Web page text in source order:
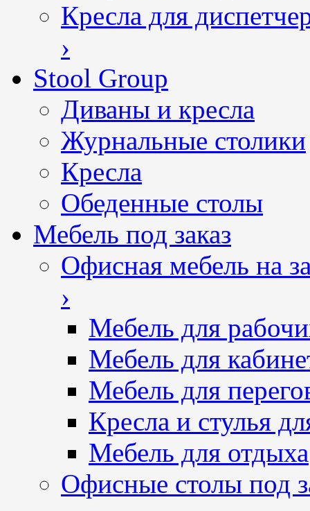
Кресла для
›
Stool Group
Диваны и кресла
Журнальные столики
Кресла
Обеденные столы
Мебель под заказ
Офисная мебель на
›
Мебель для
Мебель для
Мебель для
Кресла и стулья
Мебель для отдыха
Офисные столы под